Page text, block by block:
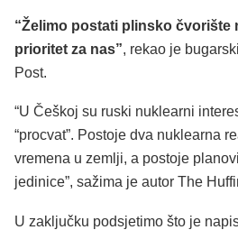
“Želimo postati plinsko čvorište
prioritet za nas”, rekao je
Post.
“U Češkoj su ruski nuklearni
“procvat”. Postoje dva nuklearna
vremena u zemlji, a postoje
jedinice”, sažima je autor The
U zaključku podsjetimo što je